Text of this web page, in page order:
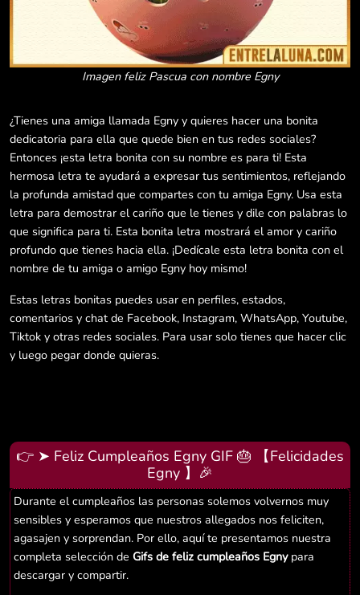
Imagen feliz Pascua con nombre Egny
¿Tienes una amiga llamada Egny y quieres hacer una bonita
dedicatoria para ella que quede bien en tus redes sociales?
Entonces ¡esta letra bonita con su nombre es para ti! Esta
hermosa letra te ayudará a expresar tus sentimientos, reflejando
la profunda amistad que compartes con tu amiga Egny. Usa esta
letra para demostrar el cariño que le tienes y dile con palabras lo
que significa para ti. Esta bonita letra mostrará el amor y cariño
profundo que tienes hacia ella. ¡Dedícale esta letra bonita con el
nombre de tu amiga o amigo Egny hoy mismo!
Estas letras bonitas puedes usar en perfiles, estados,
comentarios y chat de Facebook, Instagram, WhatsApp, Youtube,
Tiktok y otras redes sociales. Para usar solo tienes que hacer clic
y luego pegar donde quieras.
👉 ➤ Feliz Cumpleaños Egny GIF 🎂 【Felicidades
Egny 】🎉
Durante el cumpleaños las personas solemos volvernos muy
sensibles y esperamos que nuestros allegados nos feliciten,
agasajen y sorprendan. Por ello, aquí te presentamos nuestra
completa selección de Gifs de feliz cumpleaños Egnypara
descargar y compartir.